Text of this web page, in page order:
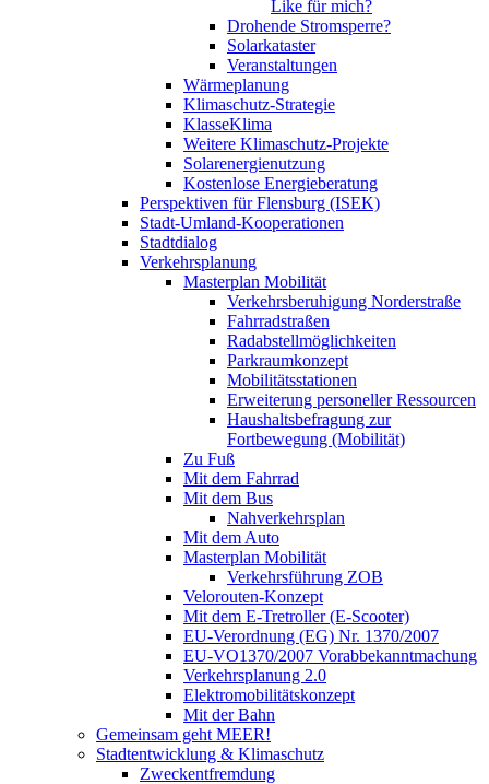
Like für mich?
Drohende Stromsperre?
Solarkataster
Veranstaltungen
Wärmeplanung
Klimaschutz-Strategie
KlasseKlima
Weitere Klimaschutz-Projekte
Solarenergienutzung
Kostenlose Energieberatung
Perspektiven für Flensburg (ISEK)
Stadt-Umland-Kooperationen
Stadtdialog
Verkehrsplanung
Masterplan Mobilität
Verkehrsberuhigung Norderstraße
Fahrradstraßen
Radabstellmöglichkeiten
Parkraumkonzept
Mobilitätsstationen
Erweiterung personeller Ressourcen
Haushaltsbefragung zur
Fortbewegung (Mobilität)
Zu Fuß
Mit dem Fahrrad
Mit dem Bus
Nahverkehrsplan
Mit dem Auto
Masterplan Mobilität
Verkehrsführung ZOB
Velorouten-Konzept
Mit dem E-Tretroller (E-Scooter)
EU-Verordnung (EG) Nr. 1370/2007
EU-VO1370/2007 Vorabbekanntmachung
Verkehrsplanung 2.0
Elektromobilitätskonzept
Mit der Bahn
Gemeinsam geht MEER!
Stadtentwicklung & Klimaschutz
Zweckentfremdung